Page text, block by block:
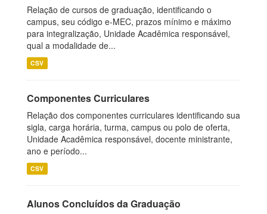
Relação de cursos de graduação, identificando o
campus, seu código e-MEC, prazos mínimo e máximo
para integralização, Unidade Acadêmica responsável,
qual a modalidade de...
CSV
Componentes Curriculares
Relação dos componentes curriculares identificando sua
sigla, carga horária, turma, campus ou polo de oferta,
Unidade Acadêmica responsável, docente ministrante,
ano e período...
CSV
Alunos Concluídos da Graduação